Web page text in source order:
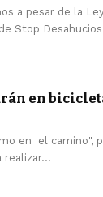
a pesar de la
Stop
en
en el camino",
realizar...